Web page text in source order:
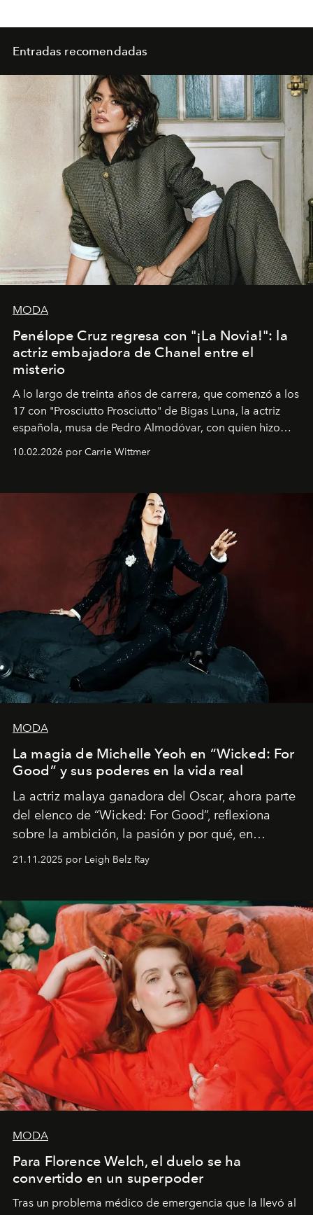
Entradas recomendadas
MODA
Penélope Cruz regresa con "¡La Novia!": la
actriz embajadora de Chanel entre el
misterio
A lo largo de treinta años de carrera, que comenzó a los
17 con "Prosciutto Prosciutto" de Bigas Luna, la actriz
española, musa de Pedro Almodóvar, con quien hizo
Barcelona", ha dividido su tiempo entre Europa y
dirigida por Maggie Gyllenhaal.
10.02.2026 por Carrie Wittmer
MODA
La magia de Michelle Yeoh en “Wicked: For
Good” y sus poderes en la vida real
La actriz malaya ganadora del Oscar, ahora parte
del elenco de “Wicked: For Good”, reflexiona
sobre la ambición, la pasión y por qué, en
ocasiones, la introspección puede esperar. “Es
importa si no lo entienden’”, confiesa.
21.11.2025 por Leigh Belz Ray
MODA
Para Florence Welch, el duelo se ha
convertido en un superpoder
Tras un problema médico de emergencia que la llevó al